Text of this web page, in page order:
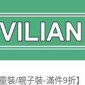
童裝/親子裝-滿件9折】